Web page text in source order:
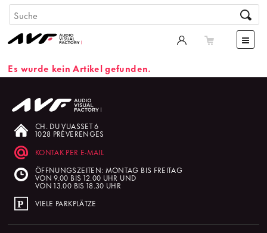
Es wurde kein Artikel gefunden.
CH. DU VUASSET 6
1028 PRÉVERENGES
KONTAK PER E-MAIL
ÖFFNUNGSZEITEN: MONTAG BIS FREITAG
VON 9.00 BIS 12.00 UHR UND
VON 13.00 BIS 18.30 UHR
VIELE PARKPLÄTZE